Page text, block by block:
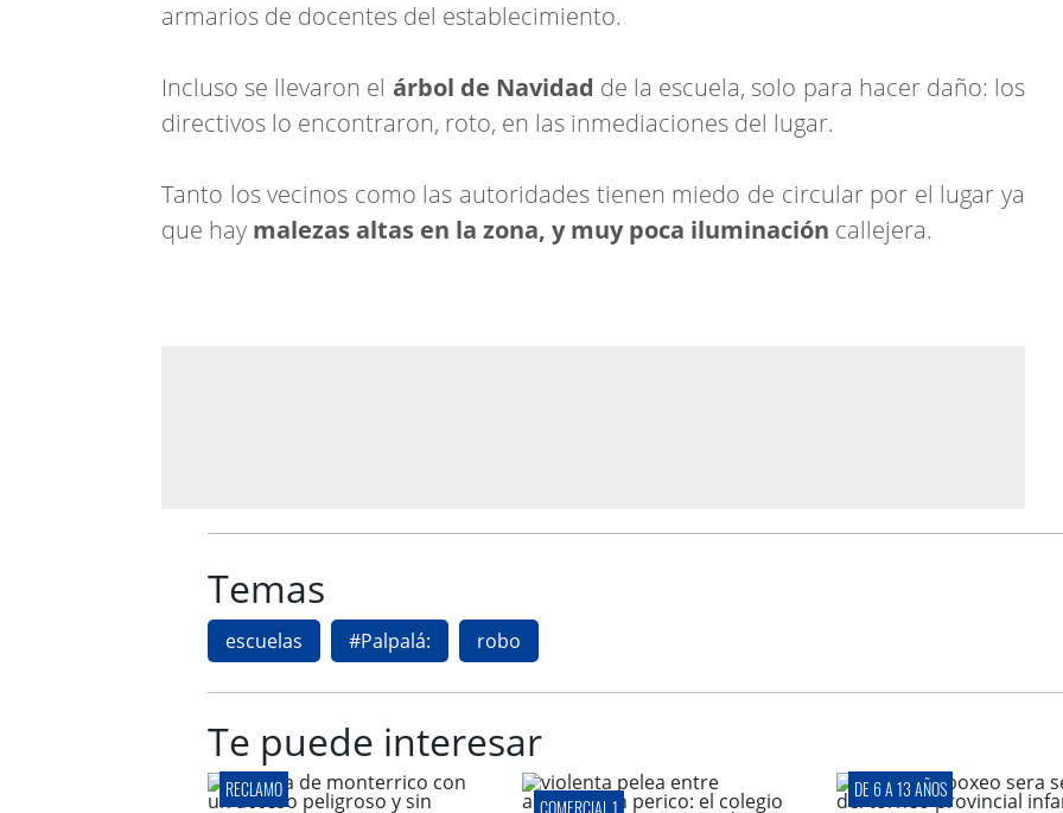
armarios de docentes del establecimiento.
Incluso se llevaron el árbol de Navidad de la escuela, solo para hacer daño: los
directivos lo encontraron, roto, en las inmediaciones del lugar.
Tanto los vecinos como las autoridades tienen miedo de circular por el lugar ya
que hay malezas altas en la zona, y muy poca iluminación callejera.
Temas
escuelas #Palpalá: robo
Te puede interesar
RECLAMO
COMERCIAL 1
DE 6 A 13 AÑOS